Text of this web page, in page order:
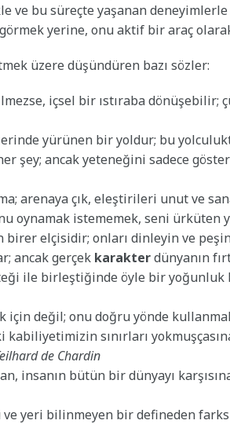
ve bu süreçte yaşanan
yerine, onu aktif bir araç
üzere düşündüren bazı sözler:
içsel bir ıstıraba dönüşebilir;
yürünen bir yoldur; bu
şey; ancak yeteneğini sadece
arenaya çık, eleştirileri unut ve
oynamak istememek, seni
elçisidir; onları dinleyin ve
ancak gerçek karakterdünyanın
ile birleştiğinde öyle bir yoğunluk
için değil; onu doğru yönde
sınırları
de Chardin
insanın bütün bir dünyayı
yeri bilinmeyen bir defineden